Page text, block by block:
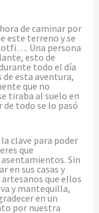
de caminar por
este terreno y se
Una persona
esto de
todo el día
esta aventura,
que no
tiraba al suelo en
todo se lo pasó
clave para poder
que
Sin
en sus casas y
que ellos
y mantequilla,
en un
por nuestra